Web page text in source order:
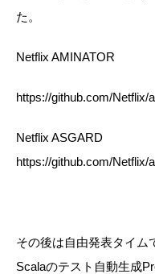
た。
Netflix AMINATOR
https://github.com/Netflix/
Netflix ASGARD
https://github.com/Netflix/
その後は自由発表タイム
Scalaのテスト自動生成